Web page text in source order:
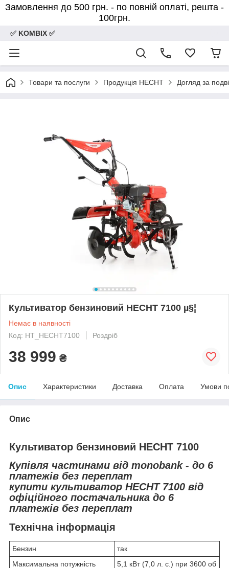
Замовлення до 500 грн. - по повній оплаті, решта -
100грн.
✅ KOMBIX ✅
Товари та послуги Продукція HECHT Догляд за
Культиватор бензиновий HECHT 7100 µ§¦
Немає в наявності
Код: HT_HECHT7100
Роздріб
38 999 ₴
Опис Характеристики Доставка Оплата Умови
Опис
Культиватор бензиновий HECHT 7100
Купівля частинами від monobank - до 6
платежів без переплат
купити культиватор HECHT 7100 від
офіційного постачальника до 6
платежів без переплат
Технічна інформація
Бензин
так
Максимальна потужність
5,1 кВт (7,0 л. с.) при 3600 об